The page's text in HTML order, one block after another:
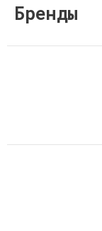
Бренды